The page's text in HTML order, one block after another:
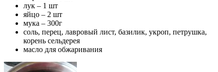
лук – 1 шт
яйцо – 2 шт
мука – 300г
соль, перец, лавровый лист, базилик, укроп, петрушка,
корень сельдерея
масло для обжаривания